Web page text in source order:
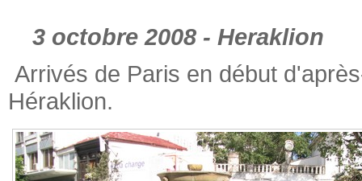
3 octobre 2008 - Heraklion
Arrivés de Paris en début
Héraklion.